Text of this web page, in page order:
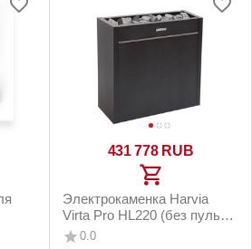
431 778 RUB
Электрокаменка Harvia
Virta Pro HL220 (без пульта
управления)
0.0